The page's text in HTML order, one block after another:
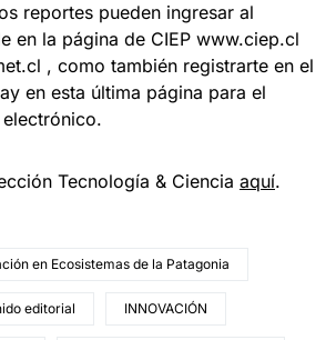
reportes pueden ingresar al
en la página de CIEP www.ciep.cl
, como también registrarte en el
en esta última página para el
Tecnología & Ciencia aquí.
en Ecosistemas de la Patagonia
editorial INNOVACIÓN